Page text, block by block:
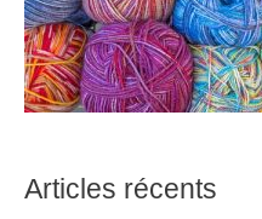
Articles récents